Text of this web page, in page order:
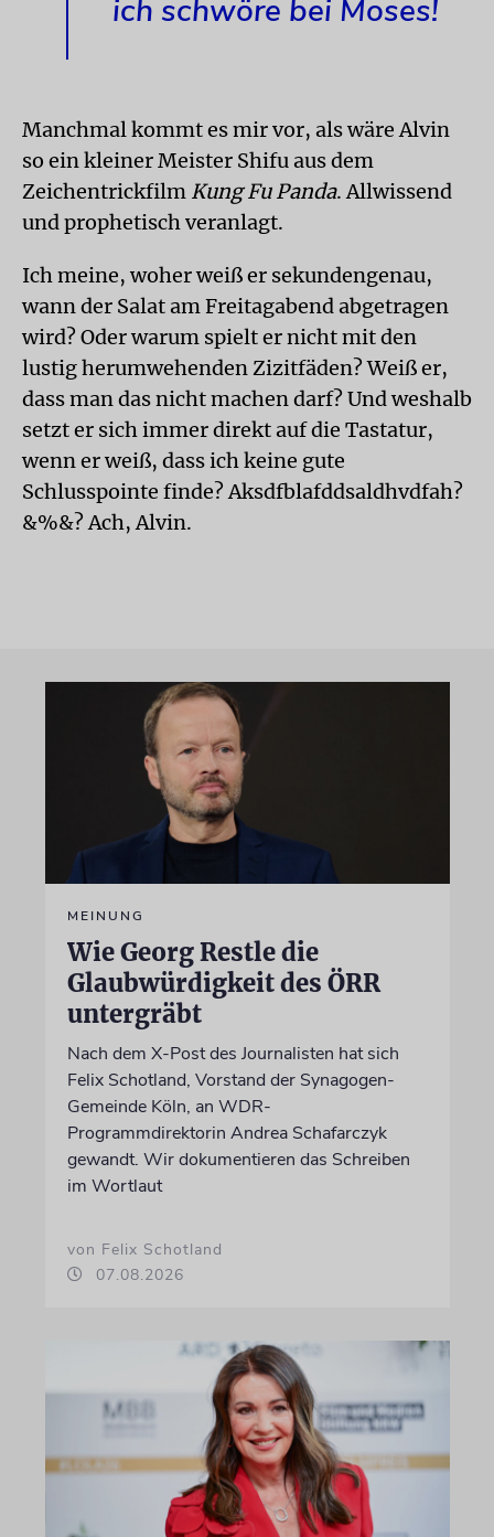
ich schwöre bei Moses!
Manchmal kommt es mir vor, als wäre Alvin
so ein kleiner Meister Shifu aus dem
Zeichentrickfilm Kung Fu Panda. Allwissend
und prophetisch veranlagt.
Ich meine, woher weiß er sekundengenau,
wann der Salat am Freitagabend abgetragen
wird? Oder warum spielt er nicht mit den
lustig herumwehenden Zizitfäden? Weiß er,
dass man das nicht machen darf? Und weshalb
setzt er sich immer direkt auf die Tastatur,
wenn er weiß, dass ich keine gute
Schlusspointe finde? Aksdfblafddsaldhvdfah?
&%&? Ach, Alvin.
MEINUNG
Wie Georg Restle die
Glaubwürdigkeit des ÖRR
untergräbt
Nach dem X-Post des Journalisten hat sich
Felix Schotland, Vorstand der Synagogen-
Gemeinde Köln, an WDR-
Programmdirektorin Andrea Schafarczyk
gewandt. Wir dokumentieren das Schreiben
im Wortlaut
von Felix Schotland
07.08.2026